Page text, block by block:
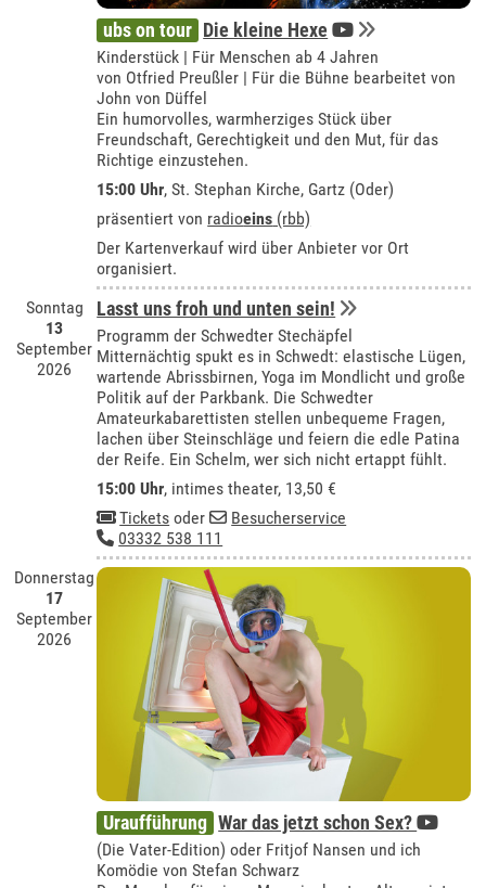
ubs on tour Die kleine Hexe
Kinderstück | Für Menschen ab 4 Jahren
von Otfried Preußler | Für die Bühne bearbeitet von
John von Düffel
Ein humorvolles, warmherziges Stück über
Freundschaft, Gerechtigkeit und den Mut, für das
Richtige einzustehen.
15:00 Uhr, St. Stephan Kirche, Gartz (Oder)
präsentiert von radioeins (rbb)
Der Kartenverkauf wird über Anbieter vor Ort
organisiert.
Sonntag
13
September
2026
Lasst uns froh und unten sein!
Programm der Schwedter Stechäpfel
Mitternächtig spukt es in Schwedt: elastische Lügen,
wartende Abrissbirnen, Yoga im Mondlicht und große
Politik auf der Parkbank. Die Schwedter
Amateurkabarettisten stellen unbequeme Fragen,
lachen über Steinschläge und feiern die edle Patina
der Reife. Ein Schelm, wer sich nicht ertappt fühlt.
15:00 Uhr, intimes theater, 13,50 €
Tickets oder
Besucherservice
03332 538 111
Donnerstag
17
September
2026
Uraufführung War das jetzt schon Sex?
(Die Vater-Edition) oder Fritjof Nansen und ich
Komödie von Stefan Schwarz